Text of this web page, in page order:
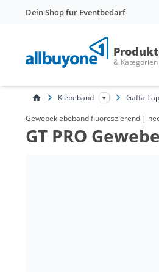
Dein Shop für Eventbedarf
& Kategorien
Klebeband Gaffa
Gewebeklebeband fluoreszierend |
GT PRO